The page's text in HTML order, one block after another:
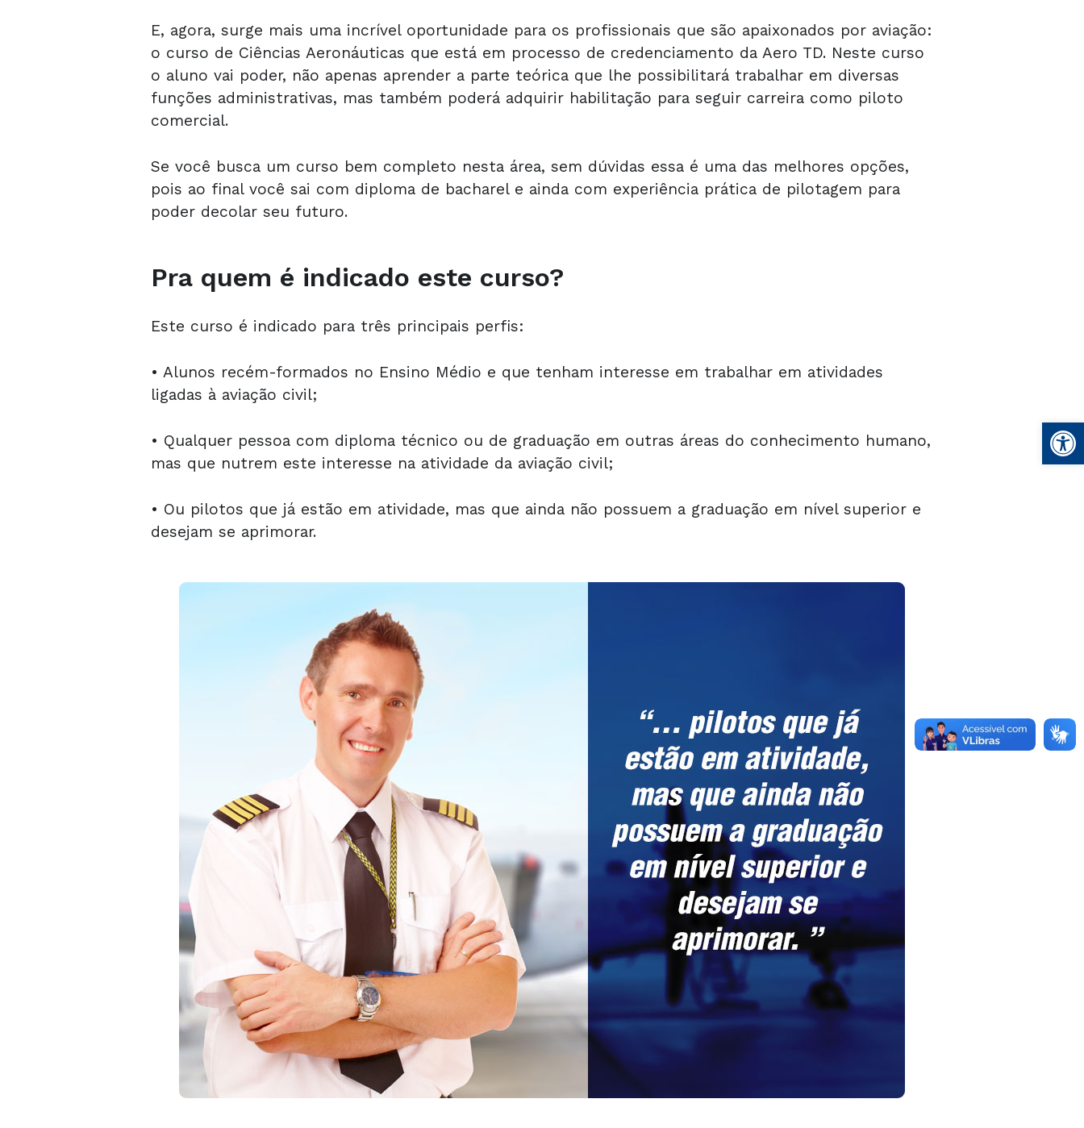
Abrir
E, agora, surge mais uma incrível oportunidade para os profissionais que são apaixonados por aviação:
o curso de Ciências Aeronáuticas que está em processo de credenciamento da Aero TD. Neste curso
o aluno vai poder, não apenas aprender a parte teórica que lhe possibilitará trabalhar em diversas
funções administrativas, mas também poderá adquirir habilitação para seguir carreira como piloto
comercial.
Se você busca um curso bem completo nesta área, sem dúvidas essa é uma das melhores opções,
pois ao final você sai com diploma de bacharel e ainda com experiência prática de pilotagem para
poder decolar seu futuro.
Pra quem é indicado este curso?
Este curso é indicado para três principais perfis:
• Alunos recém-formados no Ensino Médio e que tenham interesse em trabalhar em atividades
ligadas à aviação civil;
• Qualquer pessoa com diploma técnico ou de graduação em outras áreas do conhecimento humano,
mas que nutrem este interesse na atividade da aviação civil;
• Ou pilotos que já estão em atividade, mas que ainda não possuem a graduação em nível superior e
desejam se aprimorar.